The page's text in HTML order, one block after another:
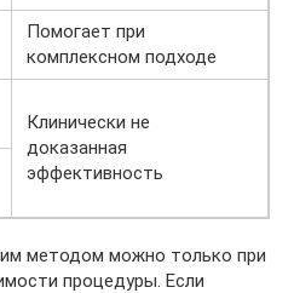
Помогает при
комплексном подходе
Клинически не
доказанная
эффективность
методом можно только при
процедуры. Если